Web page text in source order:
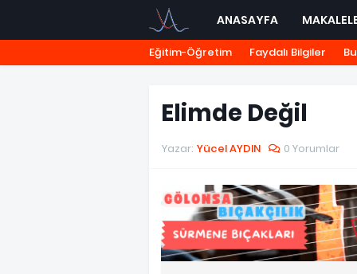
ANASAYFA
Eğitim-Öğretim Faydalı Bilgiler
Elimde Değil
Yazar: Yücel AYDIN 0 Yorumlar